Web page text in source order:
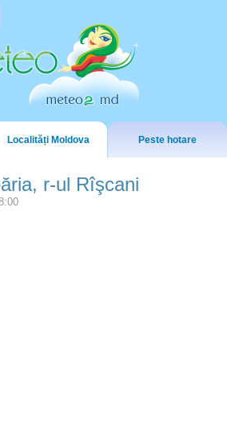
Localități Moldova Peste hotare
r-ul Rîşcani